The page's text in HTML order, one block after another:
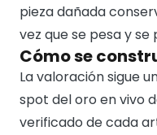
pieza dañada
vez que se pesa y
Cómo se
La valoración sigue
spot del oro en vivo
verificado de cada